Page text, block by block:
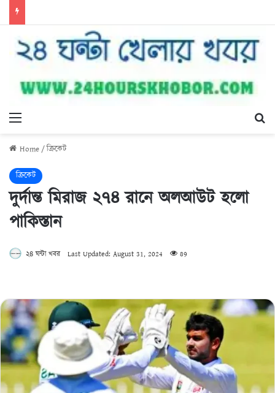
Menu
Home/ক্রিকেট
ক্রিকেট
দুর্দান্ত মিরাজ ২৭৪ রানে অলআউট হলো
পাকিস্তান
২৪ ঘন্টা খবর Last Updated: August 31, 2024 89